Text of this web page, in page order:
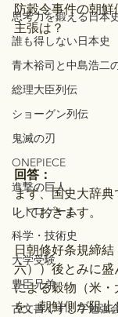
思考力を鍛える日本
誰も得しない日本史
青木裕司と中島浩二
総理大臣列伝
ショーグン列伝
鬼滅の刃
ONEPIECE
進撃の巨人
レトロゲーム
科学・技術史
大学受験
豊臣兄弟
古文書くずし字勉強
防穀令事件の朝
主張は？
回答：
まず、国史大辞
しておきます。
日朝修好条規締
六））後とみに
による穀物（米・
を、朝鮮側が阻